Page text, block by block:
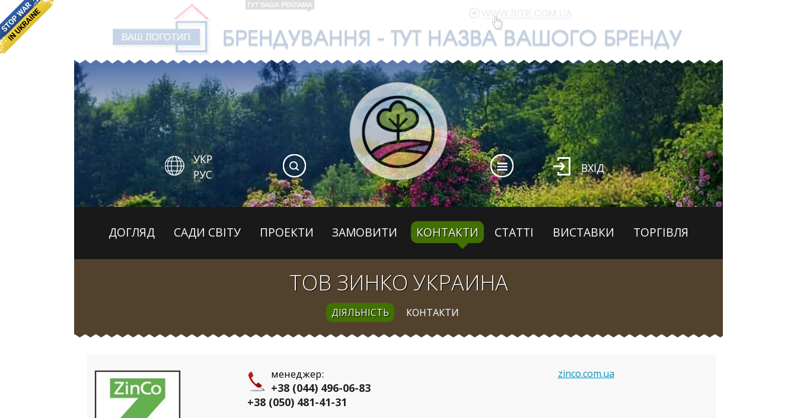
УКР
РУС
ВХІД
ДОГЛЯД САДИ СВІТУ ПРОЕКТИ ЗАМОВИТИ КОНТАКТИ СТАТТІ ВИСТАВКИ ТОРГІВЛЯ
ТОВ ЗИНКО УКРАИНА
ДІЯЛЬНІСТЬ КОНТАКТИ
менеджер:
+38 (044) 496-06-83
+38 (050) 481-41-31
zinco.com.ua